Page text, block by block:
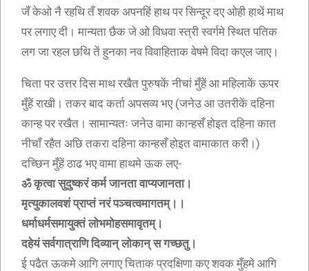
जँ केओ नै रहथि तँ शवक अपनहिं हाथ पर सिन्दूर दए ओही हाथें माथ
पर लगाए दी। मान्यता छैक जे ओ विधवा स्त्री स्वर्गमे स्थित पतिक
लग जा रहल छथि तें हुनका नव विवाहिताक वेषमे विदा कएल जाए।
चिता पर उत्तर दिस माथ रखैत पुरुषकें नीचां मुँहें आ महिलाकें ऊपर
मुँहें राखी। तकर बाद कर्ता अपसव्य भए (जनेउ आ उतरीकें दहिना
कान्ह पर रखैत। सामान्यतः जनेउ वामा कान्हसँ होइत दहिना कात
नीचाँ रहैत अछि तकरा दहिना कान्हसँ होइत वामाकात करी।)
दच्छिन मुँहें ठाढ भए वामा हाथमे ऊक लए-
ॐ कृत्वा सुदुष्करं कर्म जानता वाप्यजानता।
मृत्युकालवशं प्राप्तं नरं पञ्चत्वमागतम्।।
धर्माधर्मसमायुक्तं लोभमोहसमावृतम्।
दहेयं सर्वगात्राणि दिव्यान् लोकान् स गच्छतु।
ई पढैत ऊकमे आगि लगाए चिताक प्रदक्षिणा कए शवक मुँहमे आगि